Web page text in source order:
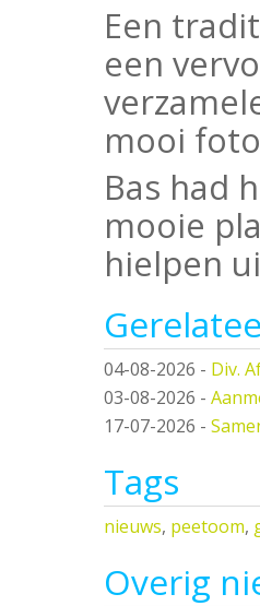
Een
een
mooi
Bas had
mooie
hielpen
04-08-2026 - Div.
03-08-2026 -
17-07-2026 -
Tags
nieuws, peetoom,
Overig